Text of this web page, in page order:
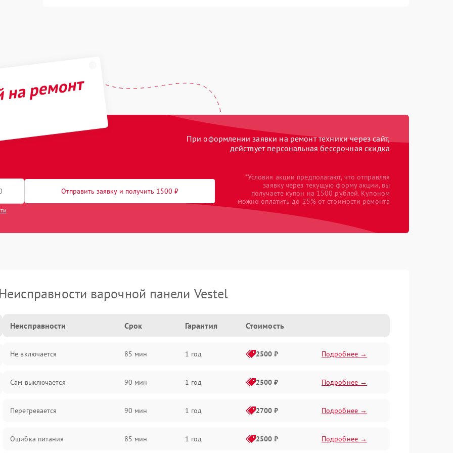
ремонт
При оформлении заявки на ремонт техники через сайт,
действует персональная бессрочная скидка
Отправить заявку и получить 1500 ₽
*Условия акции предполагают, что отправляя
заявку через текущую форму акции, вы
получаете купон на 1500 рублей. Купоном
можно оплатить до 25% от стоимости ремонта
Неисправности варочной панели Vestel
Неисправности Срок Гарантия Стоимость
Не включается 85 мин 1 год 2500 ₽ Подробнее →
Сам выключается 90 мин 1 год 2500 ₽ Подробнее →
Перегревается 90 мин 1 год 2700 ₽ Подробнее →
Ошибка питания 85 мин 1 год 2500 ₽ Подробнее →